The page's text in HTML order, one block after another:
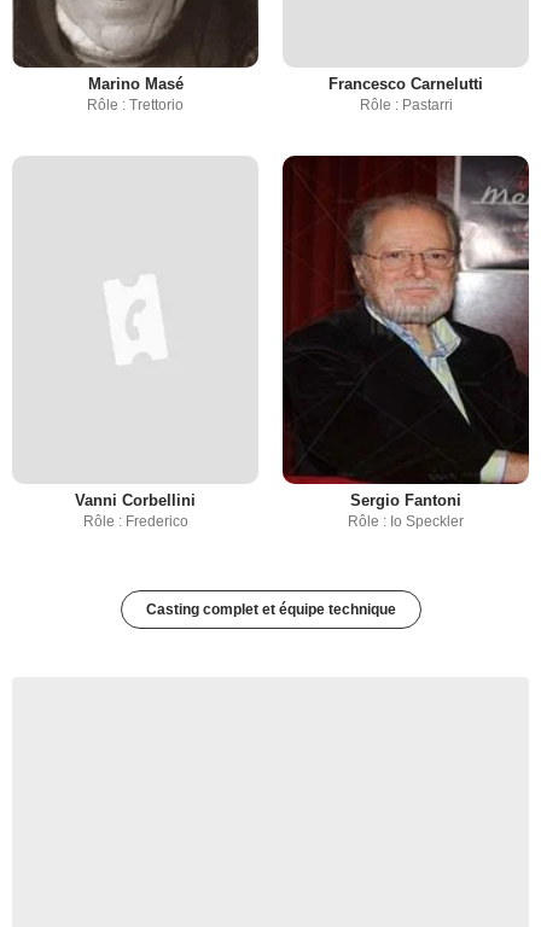
Marino Masé
Rôle : Trettorio
Francesco Carnelutti
Rôle : Pastarri
Vanni Corbellini
Rôle : Frederico
Sergio Fantoni
Rôle : Io Speckler
Casting complet et équipe technique